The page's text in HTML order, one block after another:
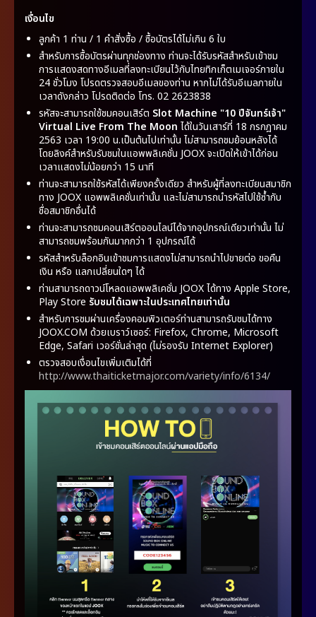
เงื่อนไข
ลูกค้า 1 ท่าน / 1 คำสั่งซื้อ / ซื้อบัตรได้ไม่เกิน 6 ใบ
สำหรับการซื้อบัตรผ่านทุกช่องทาง ท่านจะได้รับรหัสสำหรับเข้าชม
การแสดงสดทางอีเมลที่ลงทะเบียนไว้กับไทยทิกเก็ตเมเจอร์ภายใน
24 ชั่วโมง โปรดตรวจสอบอีเมลของท่าน หากไม่ได้รับอีเมลภายใน
เวลาดังกล่าว โปรดติดต่อ โทร. 02 2623838
รหัสจะสามารถใช้ชมคอนเสิร์ต Slot Machine "10 ปีจันทร์เจ้า"
Virtual Live From The Moon ได้ในวันเสาร์ที่ 18 กรกฎาคม
2563 เวลา 19:00 น.เป็นต้นไปเท่านั้น ไม่สามารถชมย้อนหลังได้
โดยลิงค์สำหรับรับชมในแอพพลิเคชั่น JOOX จะเปิดให้เข้าได้ก่อน
เวลาแสดงไม่น้อยกว่า 15 นาที
ท่านจะสามารถใช้รหัสได้เพียงครั้งเดียว สำหรับผู้ที่ลงทะเบียนสมาชิก
ทาง JOOX แอพพลิเคชั่นเท่านั้น และไม่สามารถนำรหัสไปใช้ซ้ำกับ
ชื่อสมาชิกอื่นได้
ท่านจะสามารถชมคอนเสิร์ตออนไลน์ได้จากอุปกรณ์เดียวเท่านั้น ไม่
สามารถชมพร้อมกันมากกว่า 1 อุปกรณ์ได้
รหัสสำหรับล็อกอินเข้าชมการแสดงไม่สามารถนำไปขายต่อ ขอคืน
เงิน หรือ แลกเปลี่ยนใดๆ ได้
ท่านสามารถดาวน์โหลดแอพพลิเคชั่น JOOX ได้ทาง Apple Store,
Play Store รับชมได้เฉพาะในประเทศไทยเท่านั้น
สำหรับการชมผ่านเครื่องคอมพิวเตอร์ท่านสามารถรับชมได้ทาง
JOOX.COM ด้วยเบราว์เซอร์: Firefox, Chrome, Microsoft
Edge, Safari เวอร์ชั่นล่าสุด (ไม่รองรับ Internet Explorer)
ตรวจสอบเงื่อนไขเพิ่มเติมได้ที่
http://www.thaiticketmajor.com/variety/info/6134/